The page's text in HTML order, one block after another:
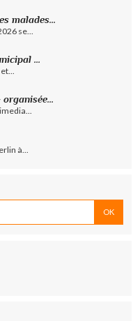
malades...
se...
...
à...